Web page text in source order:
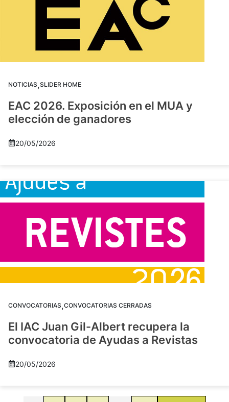
NOTICIAS,SLIDER HOME
EAC 2026. Exposición en el MUA y
elección de ganadores
20/05/2026
CONVOCATORIAS,CONVOCATORIAS CERRADAS
El IAC Juan Gil-Albert recupera la
convocatoria de Ayudas a Revistas
20/05/2026